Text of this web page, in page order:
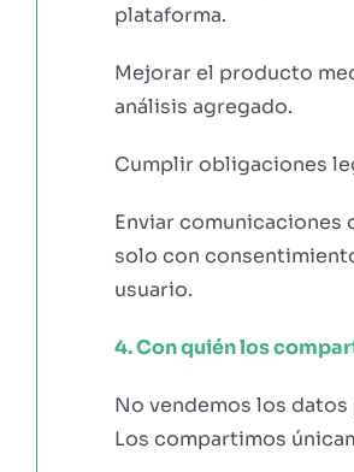
plataforma.
Mejorar el producto
análisis agregado.
Cumplir obligaciones
Enviar comunicaciones
solo con
usuario.
4. Con quién los
No vendemos los datos
Los compartimos